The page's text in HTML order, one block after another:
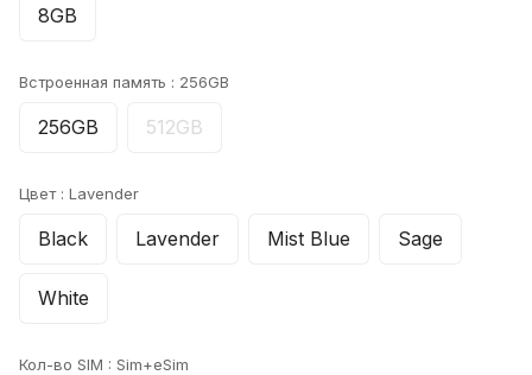
8GB
Встроенная память : 256GB
256GB 512GB
Цвет : Lavender
Black Lavender Mist Blue Sage
White
Кол-во SIM : Sim+eSim